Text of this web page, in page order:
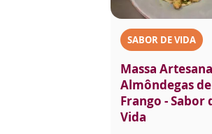
SABOR DE VIDA
Massa
Almôndegas de
Frango - Sabor
Vida